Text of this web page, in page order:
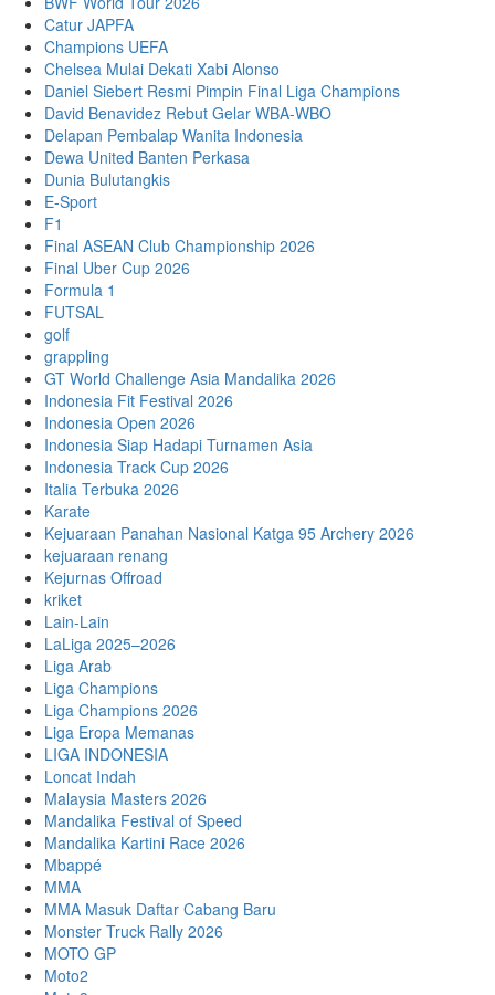
Catur JAPFA
Champions UEFA
Chelsea Mulai Dekati Xabi Alonso
Daniel Siebert Resmi Pimpin Final Liga Champions
David Benavidez Rebut Gelar WBA-WBO
Delapan Pembalap Wanita Indonesia
Dewa United Banten Perkasa
Dunia Bulutangkis
E-Sport
F1
Final ASEAN Club Championship 2026
Final Uber Cup 2026
Formula 1
FUTSAL
golf
grappling
GT World Challenge Asia Mandalika 2026
Indonesia Fit Festival 2026
Indonesia Open 2026
Indonesia Siap Hadapi Turnamen Asia
Indonesia Track Cup 2026
Italia Terbuka 2026
Karate
Kejuaraan Panahan Nasional Katga 95 Archery 2026
kejuaraan renang
Kejurnas Offroad
kriket
Lain-Lain
LaLiga 2025–2026
Liga Arab
Liga Champions
Liga Champions 2026
Liga Eropa Memanas
LIGA INDONESIA
Loncat Indah
Malaysia Masters 2026
Mandalika Festival of Speed
Mandalika Kartini Race 2026
Mbappé
MMA
MMA Masuk Daftar Cabang Baru
Monster Truck Rally 2026
MOTO GP
Moto2